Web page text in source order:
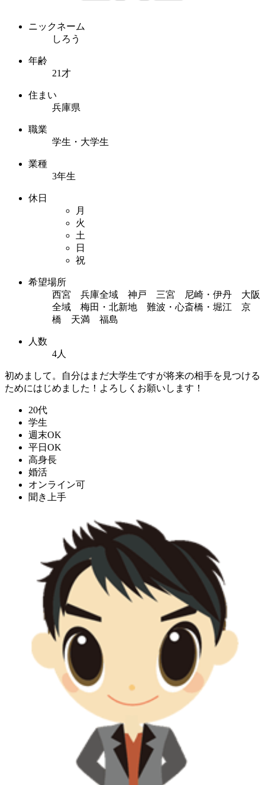
ニックネーム
しろう
年齢
21才
住まい
兵庫県
職業
学生・大学生
業種
3年生
休日
月
火
土
日
祝
希望場所
西宮 兵庫全域 神戸 三宮 尼崎・伊丹 大阪
全域 梅田・北新地 難波・心斎橋・堀江 京
橋 天満 福島
人数
4人
初めまして。自分はまだ大学生ですが将来の相手を見つける
ためにはじめました！よろしくお願いします！
20代
学生
週末OK
平日OK
高身長
婚活
オンライン可
聞き上手